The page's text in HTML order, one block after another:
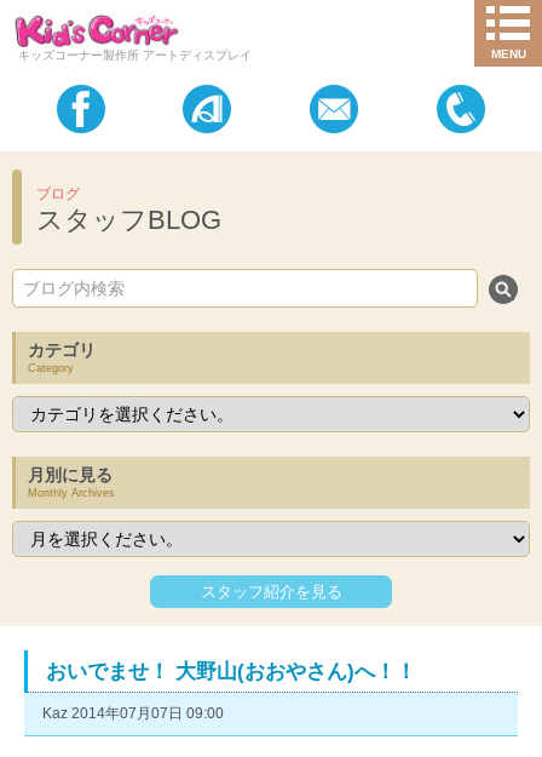
キッズコーナー製作所 アートディスプレイ MENU
ブログ
スタッフBLOG
カテゴリ
Category
月別に見る
Monthly Archives
スタッフ紹介を見る
おいでませ！ 大野山(おおやさん)へ！！
Kaz 2014年07月07日 09:00